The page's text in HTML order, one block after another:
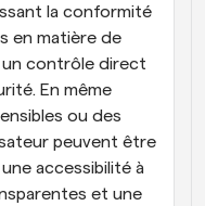
la conformité
en matière de
contrôle direct
En même
ou des
peuvent être
accessibilité à
et une